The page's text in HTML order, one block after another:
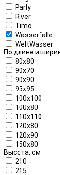
Parly
River
Timo
Wasserfalle
WeltWasser
По длине и
80x80
90x70
90x90
95x95
100x100
100x80
110x110
120x80
120x90
150x80
Высота, см
210
215